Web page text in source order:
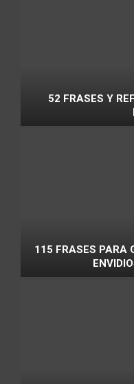
52 FRASES Y
115 FRASES PARA